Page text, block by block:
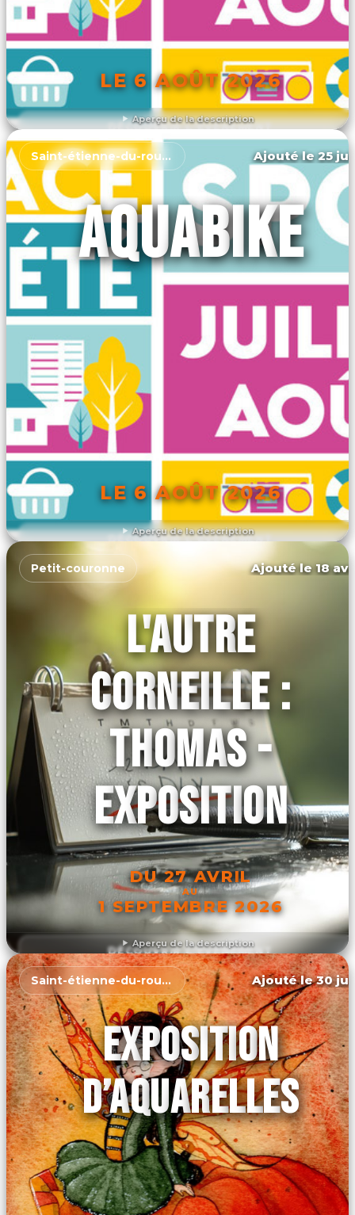
Aperçu de la description
LE 6 AOÛT 2026
DÉCOUVRIR L'ÉVÉNEMENT
Aperçu de la description
Saint-étienne-du-rouvray Ajouté le 25
AQUABIKE
LE 6 AOÛT 2026
DÉCOUVRIR L'ÉVÉNEMENT
Aperçu de la description
Petit-couronne Ajouté le 18
L'AUTRE
CORNEILLE :
THOMAS -
EXPOSITION
DU 27 AVRIL
AU
1 SEPTEMBRE 2026
DÉCOUVRIR L'ÉVÉNEMENT
Saint-étienne-du-rouvray Ajouté le 30
EXPOSITION
D’AQUARELLES